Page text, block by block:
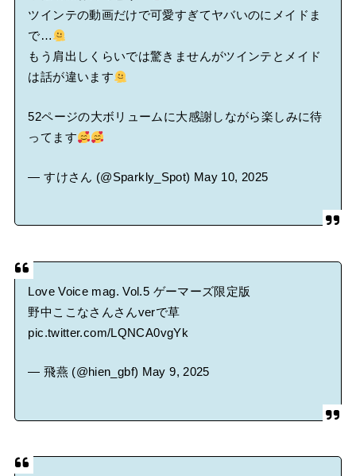
ツインテの動画だけで可愛すぎてヤバいのにメイドま
で…
もう肩出しくらいでは驚きませんがツインテとメイド
は話が違います
52ページの大ボリュームに大感謝しながら楽しみに待
ってます
— すけさん (@Sparkly_Spot) May 10, 2025
Love Voice mag. Vol.5 ゲーマーズ限定版
野中ここなさんさんverで草
pic.twitter.com/LQNCA0vgYk
— 飛燕 (@hien_gbf) May 9, 2025